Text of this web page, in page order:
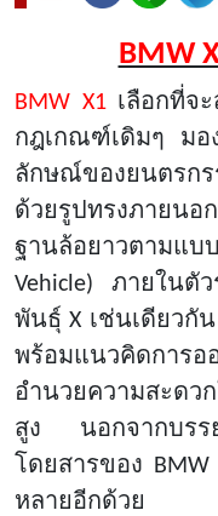
BMW
BMW X1เลือกที่จะ
กฎเกณฑ์เดิมๆ มอ
ลักษณ์ของยนตรก
ด้วยรูปทรงภายนอ
ฐานล้อยาวตามแบ
Vehicle) ภายในตั
พันธุ์ X เช่นเดียวกั
พร้อมแนวคิดกา
อำนวยความสะดว
สูง นอกจากบรร
โดยสารของ
หลายอีกด้วย เ